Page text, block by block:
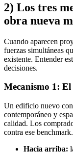
2) Los tres
obra nueva
Cuando aparecen
fuerzas simultáneas
existente. Entender
decisiones.
Mecanismo 1:
Un edificio nuevo
contemporáneo y
calidad. Los
contra ese
Hacia arriba: